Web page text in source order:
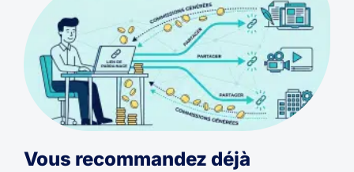
Vous recommandez déjà